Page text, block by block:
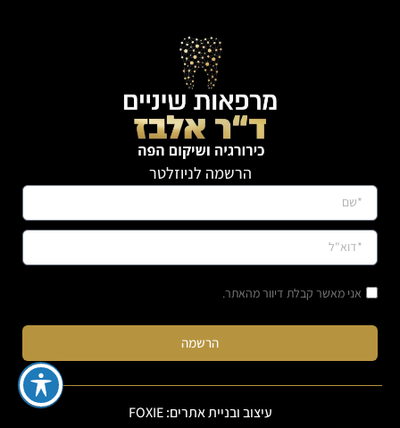
הרשמה לניוזלטר
אני מאשר קבלת דיוור מהאתר.
הרשמה
עיצוב ובניית אתרים: FOXIE